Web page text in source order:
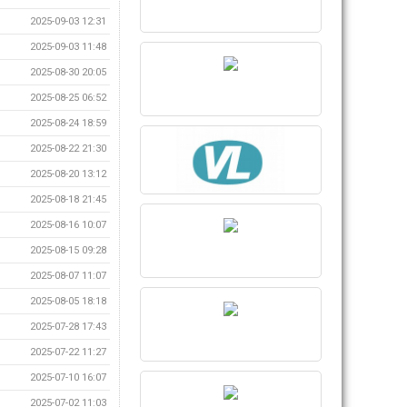
2025-09-03 12:31
2025-09-03 11:48
2025-08-30 20:05
2025-08-25 06:52
2025-08-24 18:59
2025-08-22 21:30
2025-08-20 13:12
2025-08-18 21:45
2025-08-16 10:07
2025-08-15 09:28
2025-08-07 11:07
2025-08-05 18:18
2025-07-28 17:43
2025-07-22 11:27
2025-07-10 16:07
2025-07-02 11:03